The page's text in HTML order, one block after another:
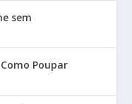
sem
Poupar